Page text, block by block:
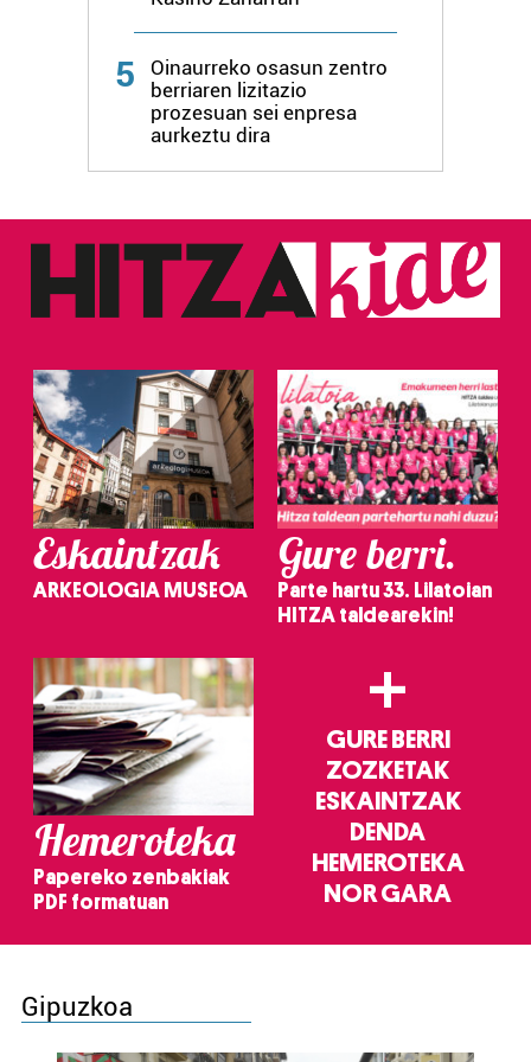
5
Oinaurreko osasun zentro
berriaren lizitazio
prozesuan sei enpresa
aurkeztu dira
Eskaintzak
ARKEOLOGIA MUSEOA
Gure berri.
Parte hartu 33. Lilatoian
HITZA taldearekin!
Hemeroteka
Papereko zenbakiak
PDF formatuan
+
GURE BERRI
ZOZKETAK
ESKAINTZAK
DENDA
HEMEROTEKA
NOR GARA
Gipuzkoa